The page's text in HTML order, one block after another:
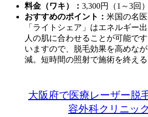
料金（ワキ）： 3,300円（1～3回
おすすめのポイント： 米国の名
「ライトシェア」はエネルギー
人の肌に合わせることが可能で
いますので、脱毛効果を高めな
減。短時間の照射で施術を終える
大阪府で医療レーザー脱
容外科クリニッ